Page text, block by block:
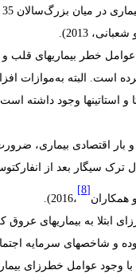
در میان بزرگ‌سالان 35
2013).
عوامل خطر بیماریهای قلب و
است. البته به‌موازات
و استاتینها وجود داشته است
بار اقتصادی بیماری،
سیگار بعد از
[8]
،2016).
ابتلا به بیماریهای عروق
و شاخصهای سرمایه
با وجود عوامل خطرزای